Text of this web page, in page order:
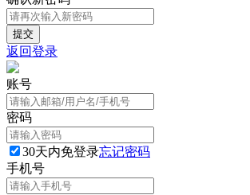
返回登录
账号
密码
30天内免登录忘记密码
手机号